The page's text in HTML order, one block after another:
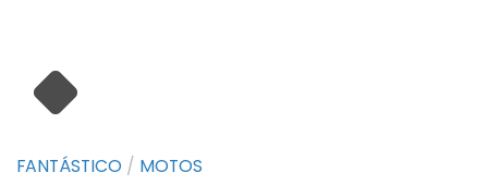
FANTÁSTICO / MOTOS